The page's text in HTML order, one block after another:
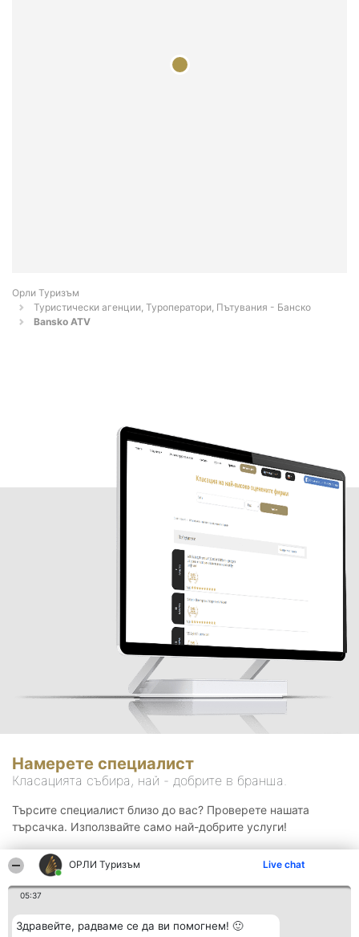
ОРЛИ Туризъм Live chat
05:37
Здравейте, радваме се да ви помогнем! 🙂
Орли Туризъм
Туристически агенции, Туроператори, Пътувания - Банско
Bansko ATV
Намерете специалист
Класацията събира, най - добрите в бранша.
Търсите специалист близо до вас? Проверете нашата
търсачка. Използвайте само най-добрите услуги!